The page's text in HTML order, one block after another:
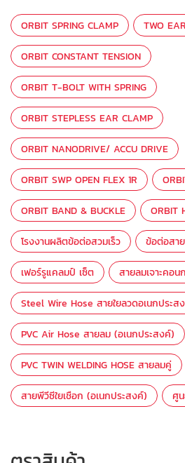
ORBIT SPRING CLAMP TWO
ORBIT CONSTANT TENSION
ORBIT T-BOLT WITH SPRING
ORBIT STEPLESS EAR CLAMP
ORBIT NANODRIVE/ ACCU DRIVE
ORBIT SWP OPEN FLEX 1R
ORBIT BAND & BUCKLE ORBIT
โรงงานผลิตข้อต่อสวมเร็ว ข้อต่อสา
เฟอร์รูแคลมป์ เซ็ต สายลมเจาะคอน
Steel Wire Hose สายใยลวดอเนกประส
PVC Air Hose สายลม (อเนกประสงค์)
PVC TWIN WELDING HOSE สายลมคู่
สายพีวีซีใยเชือก (อเนกประสงค์) ศู